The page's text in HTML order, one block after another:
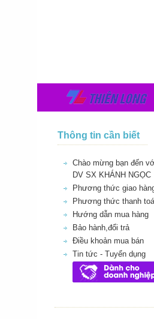
Thông tin cần biết
Chào mừng bạn đến
DV SX KHÁNH NGỌC
Phương thức giao
Phương thức thanh
Hướng dẫn mua hàng
Bảo hành,đổi trả
Điều khoản mua bán
Tin tức - Tuyển dụng